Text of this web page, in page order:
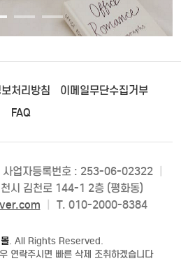
처리방침
이메일무단수집거부
FAQ
사업자등록번호 : 253-06-02322
시 김천로 144-1 2층 (평화동)
T. 010-2000-8384
. All Rights Reserved.
연락주시면 빠른 삭제 조취하겠습니다